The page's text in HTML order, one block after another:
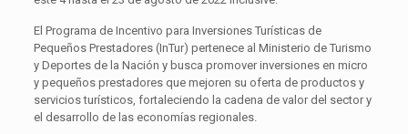
El Programa de Incentivo para Inversiones Turísticas de
Pequeños Prestadores (InTur) pertenece al Ministerio de Turismo
y Deportes de la Nación y busca promover inversiones en micro
y pequeños prestadores que mejoren su oferta de productos y
servicios turísticos, fortaleciendo la cadena de valor del sector y
el desarrollo de las economías regionales.